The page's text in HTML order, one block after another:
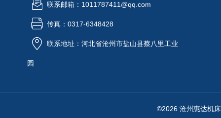
联系邮箱：1011787411@qq.com
传真：0317-6348428
联系地址：河北省沧州市盐山县蔡八里工业
园
©2026 沧州惠达机